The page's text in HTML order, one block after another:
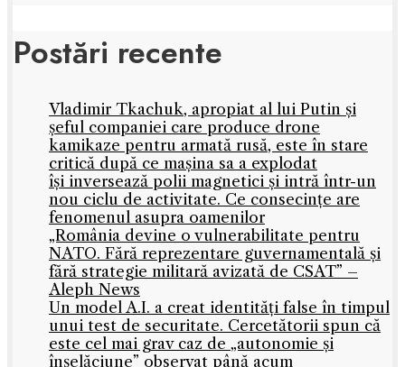
Postări recente
Vladimir Tkachuk, apropiat al lui Putin și
șeful companiei care produce drone
kamikaze pentru armată rusă, este în stare
critică după ce mașina sa a explodat
își inversează polii magnetici și intră într-un
nou ciclu de activitate. Ce consecințe are
fenomenul asupra oamenilor
„România devine o vulnerabilitate pentru
NATO. Fără reprezentare guvernamentală și
fără strategie militară avizată de CSAT” –
Aleph News
Un model A.I. a creat identități false în timpul
unui test de securitate. Cercetătorii spun că
este cel mai grav caz de „autonomie și
înșelăciune” observat până acum